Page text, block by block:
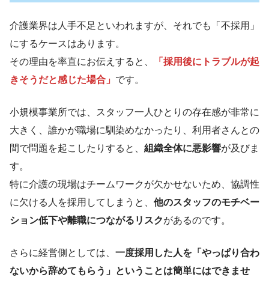
介護業界は人手不足といわれますが、それでも「不採用」
にするケースはあります。
その理由を率直にお伝えすると、
「採用後にトラブルが起
きそうだと感じた場合」 です。
小規模事業所では、スタッフ一人ひとりの存在感が非常に
大きく、誰かが職場に馴染めなかったり、利用者さんとの
間で問題を起こしたりすると、 組織全体に悪影響が及びま
す。
特に介護の現場はチームワークが欠かせないため、協調性
に欠ける人を採用してしまうと、 他のスタッフのモチベー
ション低下や離職につながるリスクがあるのです。
さらに経営側としては、 一度採用した人を「やっぱり合わ
ないから辞めてもらう」ということは簡単にはできませ